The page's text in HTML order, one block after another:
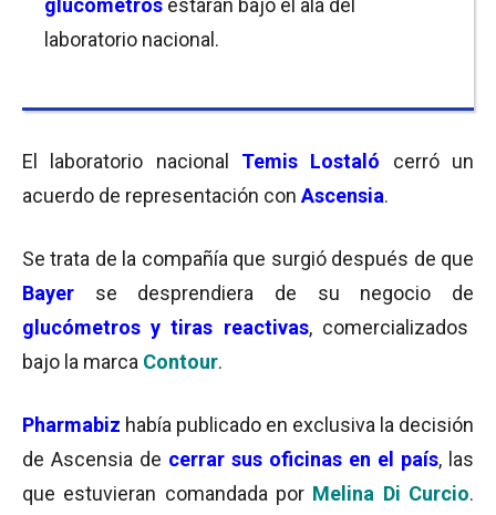
glucómetros estarán bajo el ala del
laboratorio nacional.
El laboratorio nacional Temis Lostaló cerró un
acuerdo de representación con Ascensia.
Se trata de la compañía que surgió después de que
Bayer
se desprendiera de su negocio de
glucómetros y tiras reactivas, comercializados
bajo la marca Contour.
Pharmabiz había publicado en exclusiva la decisión
de Ascensia de cerrar sus oficinas en el país, las
que estuvieran comandada por Melina Di Curcio.